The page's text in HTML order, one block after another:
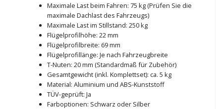
Maximale Last beim Fahren: 75 kg (Prüfen Sie die
maximale Dachlast des Fahrzeugs)
Maximale Last im Stillstand: 250 kg
Flügelprofilhöhe: 22 mm
Flügelprofilbreite: 69 mm
Flügelprofillänge: Je nach Fahrzeugbreite
T-Nuten: 20 mm (Standardmaß für Zubehör)
Gesamtgewicht (inkl. Komplettset): ca. 5 kg
Material: Aluminium und ABS-Kunststoff
TÜV-geprüft: Ja
Farboptionen: Schwarz oder Silber